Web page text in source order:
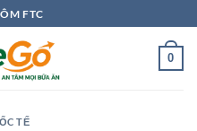
FTC
0
TẾ